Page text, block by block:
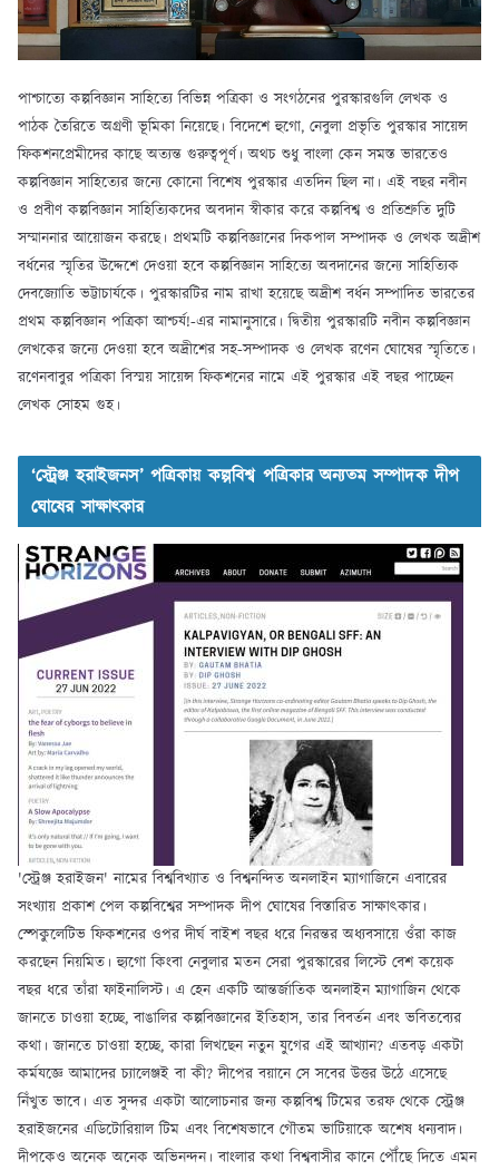
পাশ্চাত্যে কল্পবিজ্ঞান সাহিত্যে বিভিন্ন পত্রিকা ও সংগঠনের পুরস্কারগুলি লেখক ও
পাঠক তৈরিতে অগ্রণী ভূমিকা নিয়েছে। বিদেশে হুগো, নেবুলা প্রভৃতি পুরস্কার সায়েন্স
ফিকশনপ্রেমীদের কাছে অত্যন্ত গুরুত্বপূর্ণ। অথচ শুধু বাংলা কেন সমস্ত ভারতেও
কল্পবিজ্ঞান সাহিত্যের জন্যে কোনো বিশেষ পুরস্কার এতদিন ছিল না। এই বছর নবীন
ও প্রবীণ কল্পবিজ্ঞান সাহিত্যিকদের অবদান স্বীকার করে কল্পবিশ্ব ও প্রতিশ্রুতি দুটি
সম্মাননার আয়োজন করছে। প্রথমটি কল্পবিজ্ঞানের দিকপাল সম্পাদক ও লেখক অদ্রীশ
বর্ধনের স্মৃতির উদ্দেশে দেওয়া হবে কল্পবিজ্ঞান সাহিত্যে অবদানের জন্যে সাহিত্যিক
দেবজ্যোতি ভট্টাচার্যকে। পুরস্কারটির নাম রাখা হয়েছে অদ্রীশ বর্ধন সম্পাদিত ভারতের
প্রথম কল্পবিজ্ঞান পত্রিকা আশ্চর্য!-এর নামানুসারে। দ্বিতীয় পুরস্কারটি নবীন কল্পবিজ্ঞান
লেখকের জন্যে দেওয়া হবে অদ্রীশের সহ-সম্পাদক ও লেখক রণেন ঘোষের স্মৃতিতে।
রণেনবাবুর পত্রিকা বিস্ময় সায়েন্স ফিকশনের নামে এই পুরস্কার এই বছর পাচ্ছেন
লেখক সোহম গুহ।
‘স্ট্রেঞ্জ হরাইজনস’ পত্রিকায় কল্পবিশ্ব পত্রিকার অন্যতম সম্পাদক দীপ
ঘোষের সাক্ষাৎকার
'স্ট্রেঞ্জ হরাইজন' নামের বিশ্ববিখ্যাত ও বিশ্বনন্দিত অনলাইন ম্যাগাজিনে এবারের
সংখ্যায় প্রকাশ পেল কল্পবিশ্বের সম্পাদক দীপ ঘোষের বিস্তারিত সাক্ষাৎকার।
স্পেকুলেটিভ ফিকশনের ওপর দীর্ঘ বাইশ বছর ধরে নিরন্তর অধ্যবসায়ে ওঁরা কাজ
করছেন নিয়মিত। হ্যুগো কিংবা নেবুলার মতন সেরা পুরস্কারের লিস্টে বেশ কয়েক
বছর ধরে তাঁরা ফাইনালিস্ট। এ হেন একটি আন্তর্জাতিক অনলাইন ম্যাগাজিন থেকে
জানতে চাওয়া হচ্ছে, বাঙালির কল্পবিজ্ঞানের ইতিহাস, তার বিবর্তন এবং ভবিতব্যের
কথা। জানতে চাওয়া হচ্ছে, কারা লিখছেন নতুন যুগের এই আখ্যান? এতবড় একটা
কর্মযজ্ঞে আমাদের চ্যালেঞ্জই বা কী? দীপের বয়ানে সে সবের উত্তর উঠে এসেছে
নিঁখুত ভাবে। এত সুন্দর একটা আলোচনার জন্য কল্পবিশ্ব টিমের তরফ থেকে স্ট্রেঞ্জ
হরাইজনের এডিটোরিয়াল টিম এবং বিশেষভাবে গৌতম ভাটিয়াকে অশেষ ধন্যবাদ।
দীপকেও অনেক অনেক অভিনন্দন। বাংলার কথা বিশ্ববাসীর কানে পৌঁছে দিতে এমন